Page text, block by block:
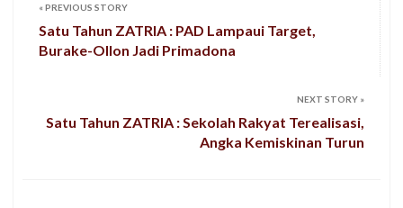
« PREVIOUS STORY
Satu Tahun ZATRIA : PAD Lampaui Target,
Burake-Ollon Jadi Primadona
NEXT STORY »
Satu Tahun ZATRIA : Sekolah Rakyat Terealisasi,
Angka Kemiskinan Turun